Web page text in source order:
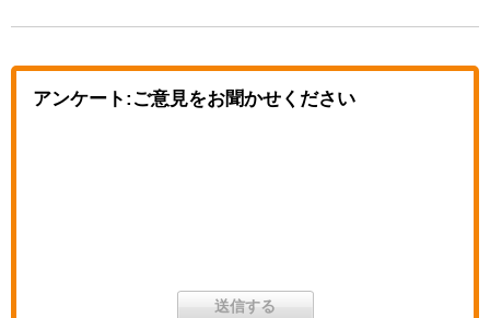
アンケート:ご意見をお聞かせください